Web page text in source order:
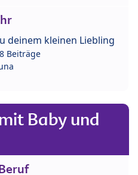
deinem kleinen Liebling
Beiträge
Baby und